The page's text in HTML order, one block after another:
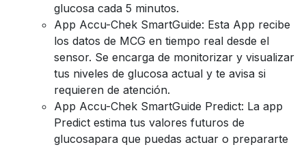
glucosa cada 5 minutos.
App Accu-Chek SmartGuide: Esta App recibe
los datos de MCG en tiempo real desde el
sensor. Se encarga de monitorizar y visualizar
tus niveles de glucosa actual y te avisa si
requieren de atención.
App Accu-Chek SmartGuide Predict: La app
Predict estima tus valores futuros de
glucosapara que puedas actuar o prepararte